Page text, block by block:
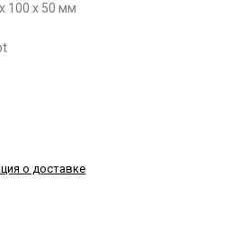
100 x 50 мм
о доставке